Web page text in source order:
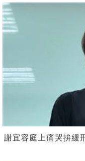
謝宜容庭上痛哭拚緩